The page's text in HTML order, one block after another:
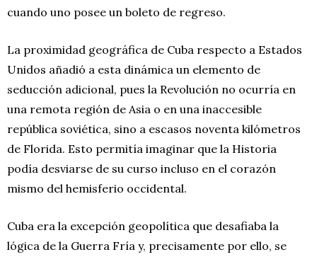
cuando uno posee un boleto de regreso.
La proximidad geográfica de Cuba respecto a Estados
Unidos añadió a esta dinámica un elemento de
seducción adicional, pues la Revolución no ocurría en
una remota región de Asia o en una inaccesible
república soviética, sino a escasos noventa kilómetros
de Florida. Esto permitía imaginar que la Historia
podía desviarse de su curso incluso en el corazón
mismo del hemisferio occidental.
Cuba era la excepción geopolítica que desafiaba la
lógica de la Guerra Fría y, precisamente por ello, se